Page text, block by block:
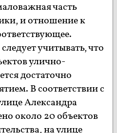
часть
и отношение к
учитывать, что
улично-
достаточно
В соответствии с
Александра
около 20 объектов